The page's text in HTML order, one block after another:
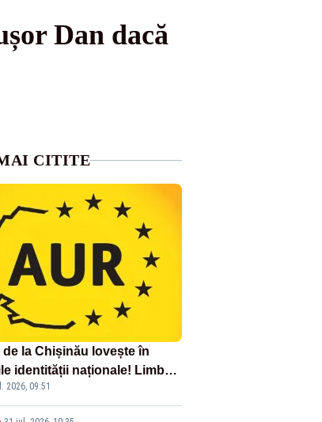
Dan dacă
CITITE
la Chișinău lovește în
identității naționale! Limba
se economisește! Limba
sărbătorește!
2026, 09:51